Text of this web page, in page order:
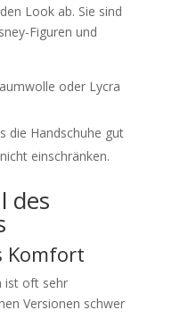
Look ab. Sie sind
Figuren und
oder Lycra
die Handschuhe gut
einschränken.
des
Komfort
ist oft sehr
Versionen schwer